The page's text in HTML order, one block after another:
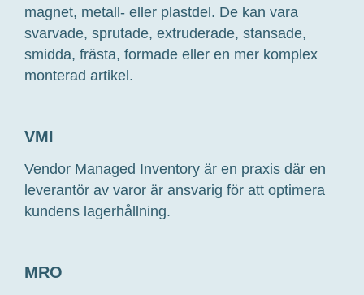
magnet, metall- eller plastdel. De kan vara
svarvade, sprutade, extruderade, stansade,
smidda, frästa, formade eller en mer komplex
monterad artikel.
VMI
Vendor Managed Inventory är en praxis där en
leverantör av varor är ansvarig för att optimera
kundens lagerhållning.
MRO